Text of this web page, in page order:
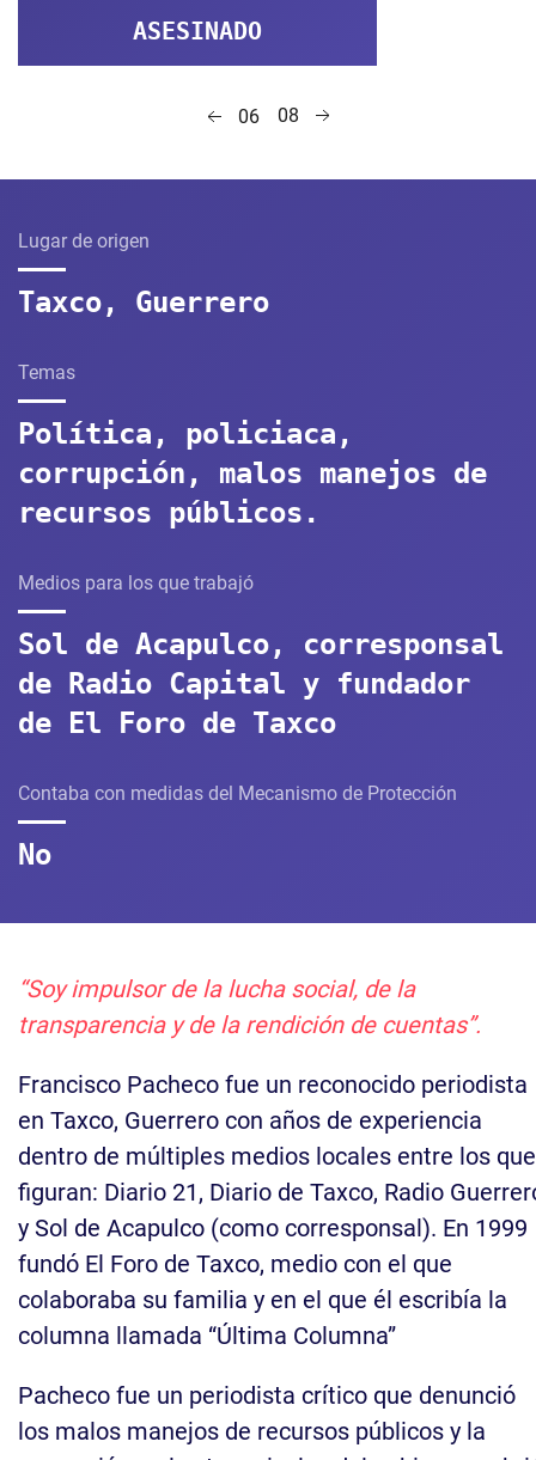
ASESINADO
06 08
Lugar de origen
Taxco, Guerrero
Temas
Política, policiaca,
corrupción, malos manejos de
recursos públicos.
Medios para los que trabajó
Sol de Acapulco, corresponsal
de Radio Capital y fundador
de El Foro de Taxco
Contaba con medidas del Mecanismo de Protección
No
“Soy impulsor de la lucha social, de la
transparencia y de la rendición de cuentas”.
Francisco Pacheco fue un reconocido periodista
en Taxco, Guerrero con años de experiencia
dentro de múltiples medios locales entre los que
figuran: Diario 21, Diario de Taxco, Radio
y Sol de Acapulco (como corresponsal). En 1999
fundó El Foro de Taxco, medio con el que
colaboraba su familia y en el que él escribía la
columna llamada “Última Columna”
Pacheco fue un periodista crítico que denunció
los malos manejos de recursos públicos y la